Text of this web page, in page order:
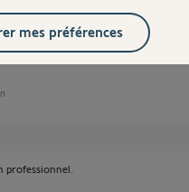
je n'ai aune idee du type de moteur ,
,c'est tout ce que je sais ..
professionnel.
mes préférences